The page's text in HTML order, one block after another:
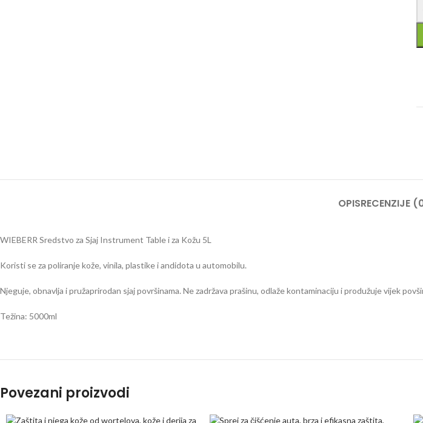
OPISRECENZIJE
WIEBERR Sredstvo za Sjaj Instrument Table i za Kožu 5L
Koristi se za poliranje kože, vinila, plastike i andidota u automobilu.
Njeguje, obnavlja i pružaprirodan sjaj površinama. Ne zadržava prašinu, odlaže kontaminaciju i produžuje vijek
Težina: 5000ml
Povezani proizvodi